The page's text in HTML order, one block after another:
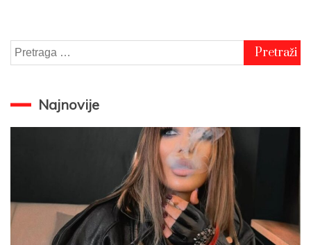
Pretraga
za:
Najnovije